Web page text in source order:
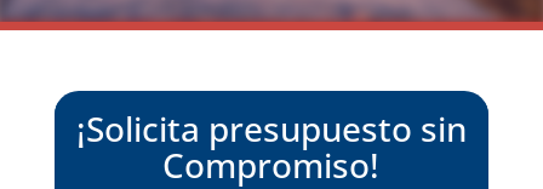
¡Solicita presupuesto sin
Compromiso!